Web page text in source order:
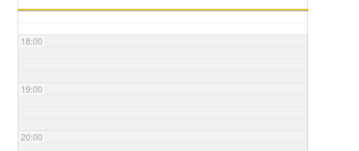
18:00
19:00
20:00